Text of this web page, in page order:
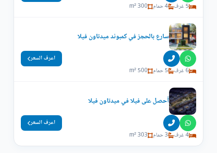
5 غرف 4 حمام 300 m²
سارع بالحجز في كمبوند ميدتاون فيلا
6 غرف 5 حمام 500 m²
اعرف السعر
أحصل على فيلا في ميدتاون فيلا
4 غرف 3 حمام 303 m²
اعرف السعر